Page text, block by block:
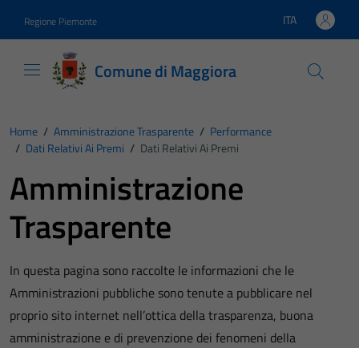
Regione Piemonte Lingua attiva:
ITA
Comune di Maggiora
Home / Amministrazione Trasparente / Performance
/ Dati Relativi Ai Premi / Dati Relativi Ai Premi
Amministrazione
Trasparente
In questa pagina sono raccolte le informazioni che le
Amministrazioni pubbliche sono tenute a pubblicare nel
proprio sito internet nell’ottica della trasparenza, buona
amministrazione e di prevenzione dei fenomeni della